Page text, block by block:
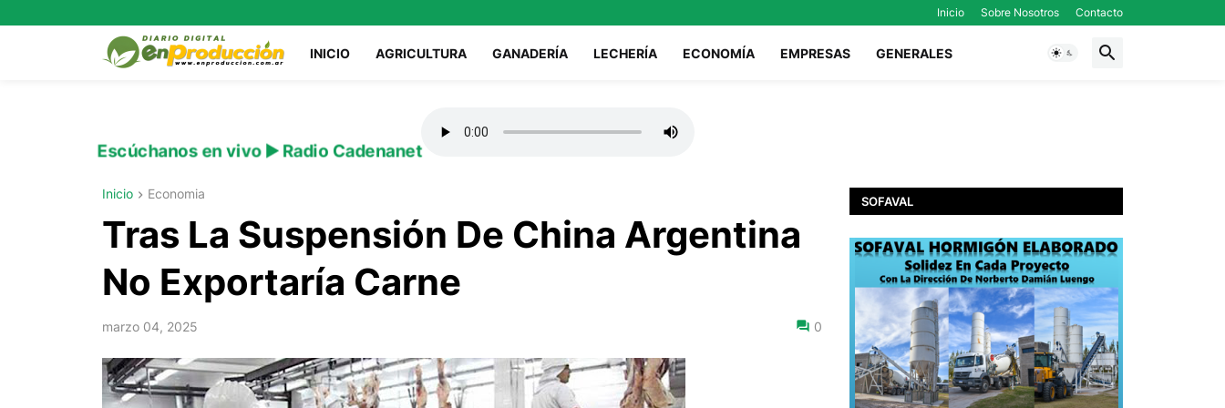
Inicio Sobre Nosotros Contacto
INICIO AGRICULTURA GANADERÍA LECHERÍA ECONOMÍA EMPRESAS GENERALES
Escúchanos en vivo ▶️ Radio Cadenanet
Inicio Economia
Tras La Suspensión De China Argentina
No Exportaría Carne
marzo 04, 2025 0
SOFAVAL